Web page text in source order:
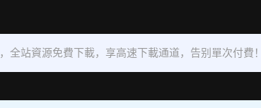
，全站資源免費下載，享高速下載通道，告别單次付費！